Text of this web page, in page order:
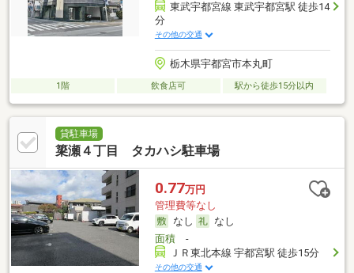
東武宇都宮線 東武宇都宮駅 徒歩14
分
その他の交通
栃木県宇都宮市本丸町
1階 飲食店可 駅から徒歩15分以内
貸駐車場
簗瀬４丁目 タカハシ駐車場
0.77万円
管理費等なし
なし
なし
面積-
ＪＲ東北本線 宇都宮駅 徒歩15分
その他の交通